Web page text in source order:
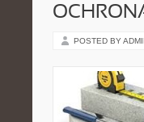
POSTED BY